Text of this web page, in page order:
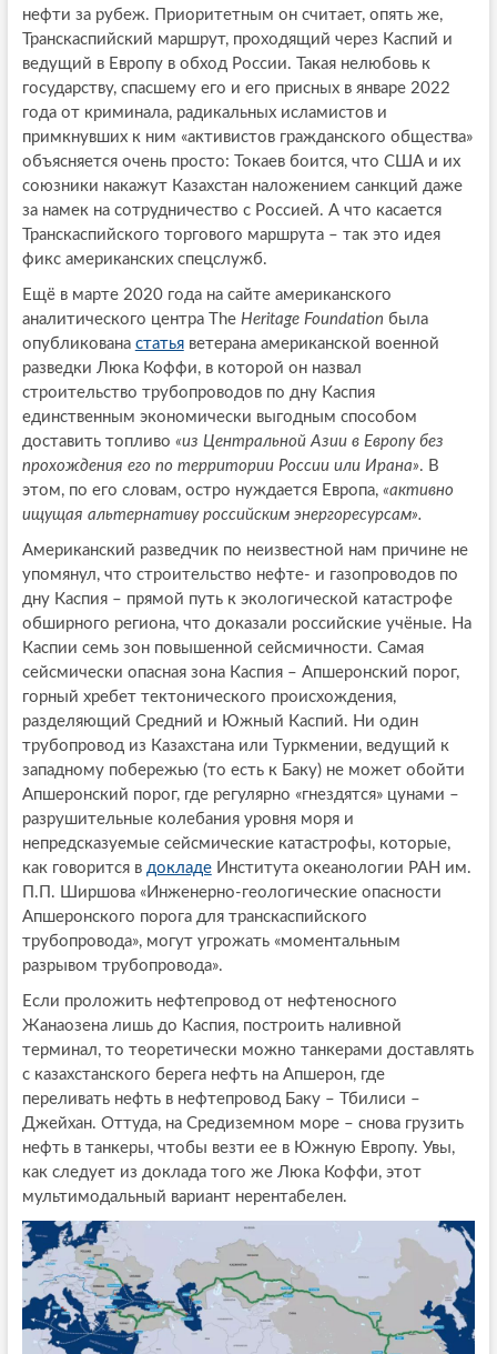
нефти за рубеж. Приоритетным он считает, опять же,
Транскаспийский маршрут, проходящий через Каспий и
ведущий в Европу в обход России. Такая нелюбовь к
государству, спасшему его и его присных в январе 2022
года от криминала, радикальных исламистов и
примкнувших к ним «активистов гражданского общества»
объясняется очень просто: Токаев боится, что США и их
союзники накажут Казахстан наложением санкций даже
за намек на сотрудничество с Россией. А что касается
Транскаспийского торгового маршрута – так это идея
фикс американских спецслужб.
Ещё в марте 2020 года на сайте американского
аналитического центра The Heritage Foundation была
опубликована статьяветерана американской военной
разведки Люка Коффи, в которой он назвал
строительство трубопроводов по дну Каспия
единственным экономически выгодным способом
доставить топливо «из Центральной Азии в Европу без
прохождения его по территории России или Ирана». В
этом, по его словам, остро нуждается Европа, «активно
ищущая альтернативу российским энергоресурсам».
Американский разведчик по неизвестной нам причине не
упомянул, что строительство нефте- и газопроводов по
дну Каспия – прямой путь к экологической катастрофе
обширного региона, что доказали российские учёные. На
Каспии семь зон повышенной сейсмичности. Самая
сейсмически опасная зона Каспия – Апшеронский порог,
горный хребет тектонического происхождения,
разделяющий Средний и Южный Каспий. Ни один
трубопровод из Казахстана или Туркмении, ведущий к
западному побережью (то есть к Баку) не может обойти
Апшеронский порог, где регулярно «гнездятся» цунами –
разрушительные колебания уровня моря и
непредсказуемые сейсмические катастрофы, которые,
как говорится в докладеИнститута океанологии РАН им.
П.П. Ширшова «Инженерно-геологические опасности
Апшеронского порога для транскаспийского
трубопровода», могут угрожать «моментальным
разрывом трубопровода».
Если проложить нефтепровод от нефтеносного
Жанаозена лишь до Каспия, построить наливной
терминал, то теоретически можно танкерами доставлять
с казахстанского берега нефть на Апшерон, где
переливать нефть в нефтепровод Баку – Тбилиси –
Джейхан. Оттуда, на Средиземном море – снова грузить
нефть в танкеры, чтобы везти ее в Южную Европу. Увы,
как следует из доклада того же Люка Коффи, этот
мультимодальный вариант нерентабелен.